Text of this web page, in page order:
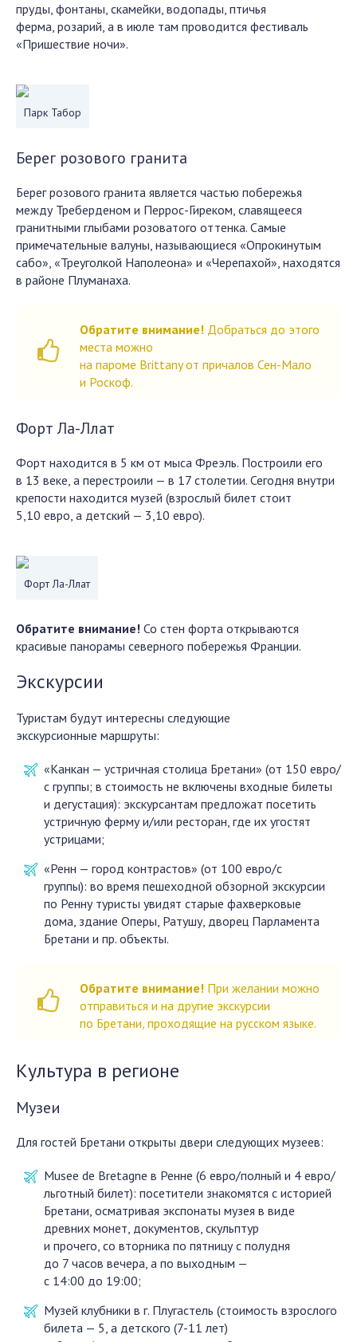
пруды, фонтаны, скамейки, водопады, птичья
ферма, розарий, а в июле там проводится фестиваль
«Пришествие ночи».
Парк Табор
Берег розового гранита
Берег розового гранита является частью побережья
между Треберденом и Перрос-Гиреком, славящееся
гранитными глыбами розоватого оттенка. Самые
примечательные валуны, называющиеся «Опрокинутым
сабо», «Треуголкой Наполеона» и «Черепахой», находятся
в районе Плуманаха.
Обратите внимание! Добраться до этого
места можно
на пароме Brittany от причалов Сен-Мало
и Роскоф.
Форт Ла-Ллат
Форт находится в 5 км от мыса Фреэль. Построили его
в 13 веке, а перестроили — в 17 столетии. Сегодня внутри
крепости находится музей (взрослый билет стоит
5,10 евро, а детский — 3,10 евро).
Форт Ла-Ллат
Обратите внимание! Со стен форта открываются
красивые панорамы северного побережья Франции.
Экскурсии
Туристам будут интересны следующие
экскурсионные маршруты:
«Канкан — устричная столица Бретани» (от 150 евро/
с группы; в стоимость не включены входные билеты
и дегустация): экскурсантам предложат посетить
устричную ферму и/или ресторан, где их угостят
устрицами;
«Ренн — город контрастов» (от 100 евро/с
группы): во время пешеходной обзорной экскурсии
по Ренну туристы увидят старые фахверковые
дома, здание Оперы, Ратушу, дворец Парламента
Бретани и пр. объекты.
Обратите внимание! При желании можно
отправиться и на другие экскурсии
по Бретани, проходящие на русском языке.
Культура в регионе
Музеи
Для гостей Бретани открыты двери следующих музеев:
Musee de Bretagne в Ренне (6 евро/полный и 4 евро/
льготный билет): посетители знакомятся с историей
Бретани, осматривая экспонаты музея в виде
древних монет, документов, скульптур
и прочего, со вторника по пятницу с полудня
до 7 часов вечера, а по выходным —
с 14:00 до 19:00;
Музей клубники в г. Плугастель (стоимость взрослого
билета — 5, а детского (7-11 лет)